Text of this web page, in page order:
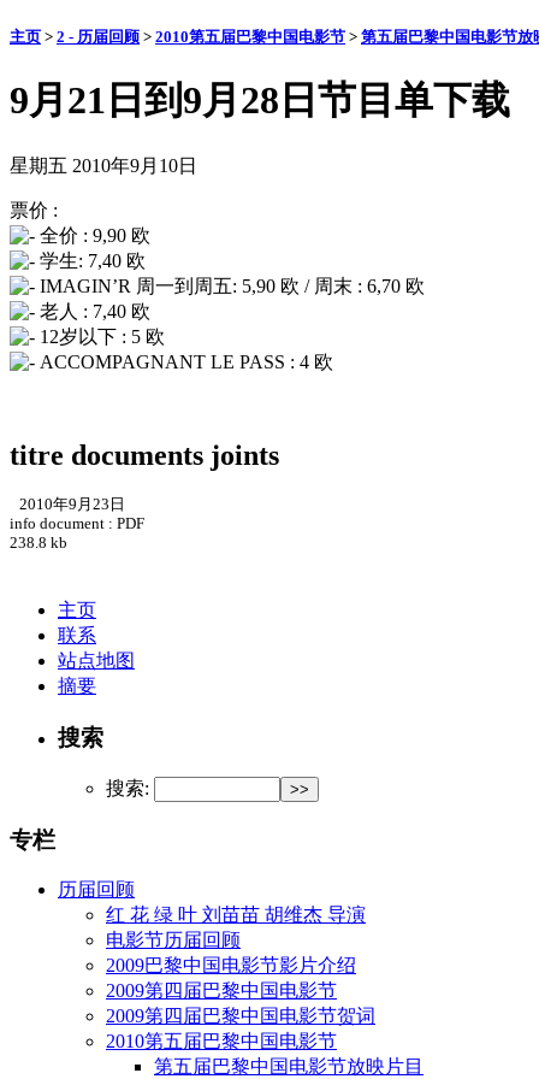
主页 > 2 - 历届回顾 > 2010第五届巴黎中国电影节 > 第五届巴黎中国电影节放
9月21日到9月28日节目单下载
星期五 2010年9月10日
票价 :
全价 : 9,90 欧
学生: 7,40 欧
IMAGIN’R 周一到周五: 5,90 欧 / 周末 : 6,70 欧
老人 : 7,40 欧
12岁以下 : 5 欧
ACCOMPAGNANT LE PASS : 4 欧
titre documents joints
2010年9月23日
info document : PDF
238.8 kb
主页
联系
站点地图
摘要
搜索
搜索:
专栏
历届回顾
红 花 绿 叶 刘苗苗 胡维杰 导演
电影节历届回顾
2009巴黎中国电影节影片介绍
2009第四届巴黎中国电影节
2009第四届巴黎中国电影节贺词
2010第五届巴黎中国电影节
第五届巴黎中国电影节放映片目